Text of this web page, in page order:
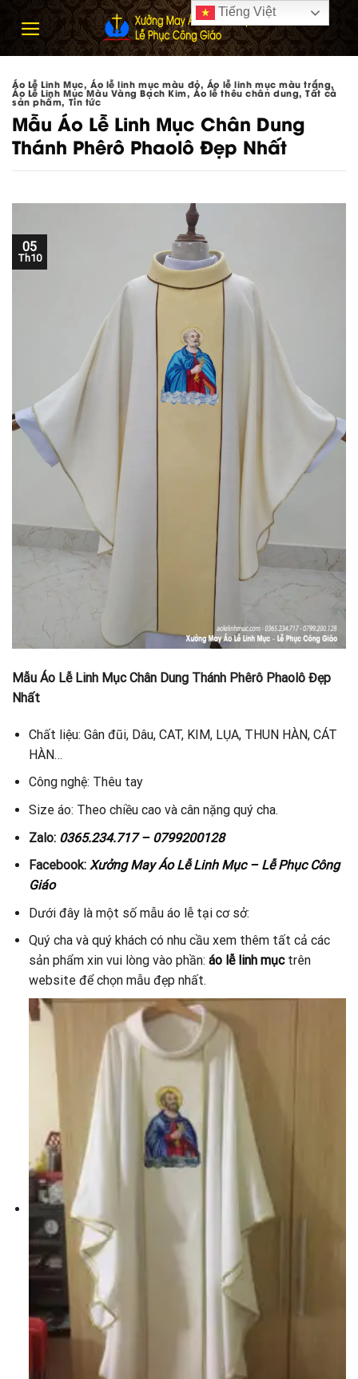
Áo Lễ Linh Mục, Áo lễ linh mục màu đỏ, Áo lễ linh mục màu trắng,
Áo Lễ Linh Mục Màu Vàng Bạch Kim,Áo lễ thêu chân dung,Tất cả
sản phẩm, Tin tức
Mẫu Áo Lễ Linh Mục Chân Dung
Thánh Phêrô Phaolô Đẹp Nhất
05
Th10
Mẫu Áo Lễ Linh Mục Chân Dung Thánh Phêrô Phaolô Đẹp
Nhất
Chất liệu: Gân đũi, Dâu, CAT, KIM, LỤA, THUN HÀN, CÁT
HÀN…
Công nghệ: Thêu tay
Size áo: Theo chiều cao và cân nặng quý cha.
Zalo: 0365.234.717 – 0799200128
Facebook: Xưởng May Áo Lễ Linh Mục – Lễ Phục Công
Giáo
Dưới đây là một số mẫu áo lễ tại cơ sở:
Quý cha và quý khách có nhu cầu xem thêm tất cả các
sản phẩm xin vui lòng vào phần: áo lễ linh mụctrên
website để chọn mẫu đẹp nhất.
Tiếng Việt